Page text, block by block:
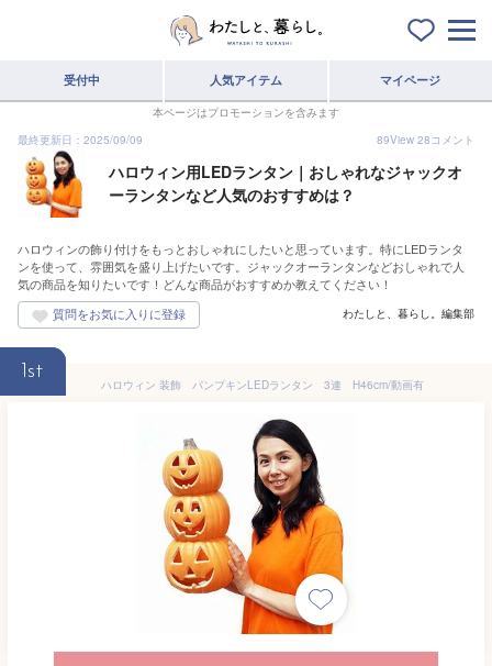
受付中 人気アイテム マイページ
本ページはプロモーションを含みます
最終更新日：2025/09/09
89View 28コメント
ハロウィン用LEDランタン｜おしゃれなジャックオ
ーランタンなど人気のおすすめは？
ハロウィンの飾り付けをもっとおしゃれにしたいと思っています。特にLEDランタ
ンを使って、雰囲気を盛り上げたいです。ジャックオーランタンなどおしゃれで人
気の商品を知りたいです！どんな商品がおすすめか教えてください！
わたしと、暮らし。編集部
1st
ハロウィン 装飾 パンプキンLEDランタン 3連 H46cm/動画有